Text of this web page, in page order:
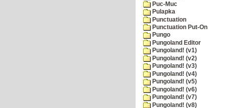
Puc-Muc
Pulapka
Punctuation
Punctuation Put-On
Pungo
Pungoland Editor
Pungoland! (v1)
Pungoland! (v2)
Pungoland! (v3)
Pungoland! (v4)
Pungoland! (v5)
Pungoland! (v6)
Pungoland! (v7)
Pungoland! (v8)